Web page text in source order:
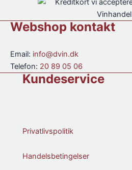
Webshop kontakt
Email: info@dvin.dk
Telefon: 20 89 05 06
Kundeservice
Privatlivspolitik
Handelsbetingelser